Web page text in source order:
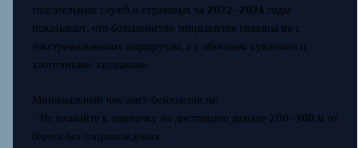
спасательных служб и страховых за 2022–2024 годы
показывает, что большинство инцидентов связаны не с
«экстремальными» маршрутам, а с обычным купанием и
хаотичными заплывами.
Минимальный чек‑лист безопасности:
- Не плавайте в одиночку на дистанцию дальше 200–300 м от
берега без сопровождения.